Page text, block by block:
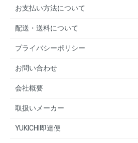
お支払い方法について
配送・送料について
プライバシーポリシー
お問い合わせ
会社概要
取扱いメーカー
YUKICHI即達便